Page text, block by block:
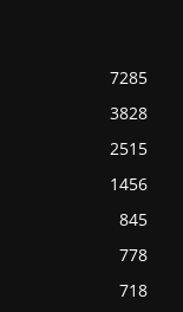
7285
3828
2515
1456
845
778
718